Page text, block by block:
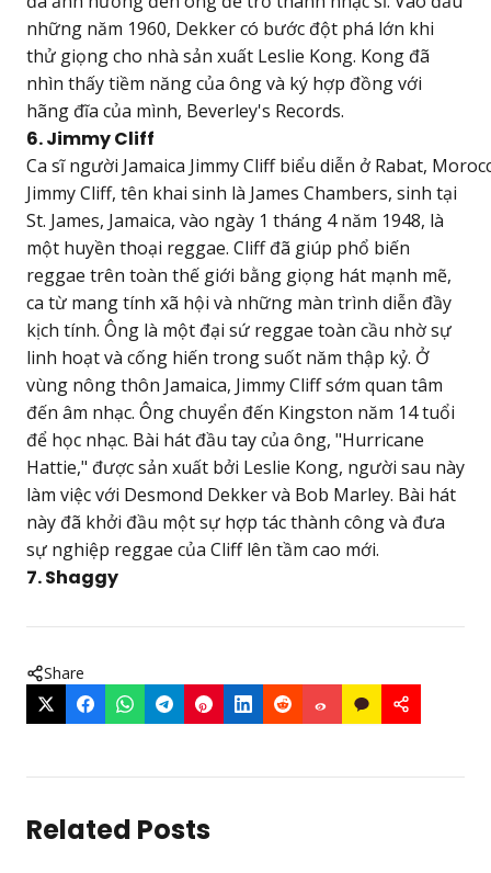
những năm 1960, Dekker có bước đột phá lớn khi
thử giọng cho nhà sản xuất Leslie Kong. Kong đã
nhìn thấy tiềm năng của ông và ký hợp đồng với
hãng đĩa của mình, Beverley's Records.
6. Jimmy Cliff
Ca sĩ người Jamaica Jimmy Cliff biểu diễn ở Rabat,
Jimmy Cliff, tên khai sinh là James Chambers, sinh tại
St. James, Jamaica, vào ngày 1 tháng 4 năm 1948, là
một huyền thoại reggae. Cliff đã giúp phổ biến
reggae trên toàn thế giới bằng giọng hát mạnh mẽ,
ca từ mang tính xã hội và những màn trình diễn đầy
kịch tính. Ông là một đại sứ reggae toàn cầu nhờ sự
linh hoạt và cống hiến trong suốt năm thập kỷ. Ở
vùng nông thôn Jamaica, Jimmy Cliff sớm quan tâm
đến âm nhạc. Ông chuyển đến Kingston năm 14 tuổi
để học nhạc. Bài hát đầu tay của ông, "Hurricane
Hattie," được sản xuất bởi Leslie Kong, người sau này
làm việc với Desmond Dekker và Bob Marley. Bài hát
này đã khởi đầu một sự hợp tác thành công và đưa
sự nghiệp reggae của Cliff lên tầm cao mới.
7. Shaggy
Share
Related Posts